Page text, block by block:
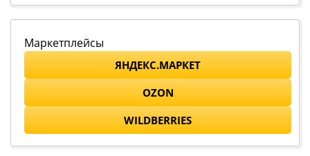
Маркетплейсы
ЯНДЕКС.МАРКЕТ
OZON
WILDBERRIES